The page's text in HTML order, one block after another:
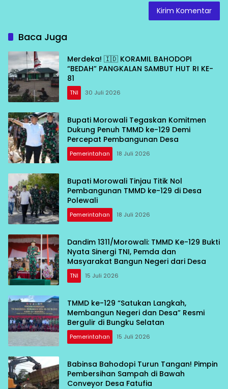
Baca Juga
Merdeka! 🇮🇩 KORAMIL BAHODOPI
“BEDAH” PANGKALAN SAMBUT HUT RI KE-
81
TNI 30 Juli 2026
Bupati Morowali Tegaskan Komitmen
Dukung Penuh TMMD ke-129 Demi
Percepat Pembangunan Desa
Pemerintahan 18 Juli 2026
Bupati Morowali Tinjau Titik Nol
Pembangunan TMMD ke-129 di Desa
Polewali
Pemerintahan 18 Juli 2026
Dandim 1311/Morowali: TMMD Ke-129 Bukti
Nyata Sinergi TNI, Pemda dan
Masyarakat Bangun Negeri dari Desa
TNI 15 Juli 2026
TMMD ke-129 “Satukan Langkah,
Membangun Negeri dan Desa” Resmi
Bergulir di Bungku Selatan
Pemerintahan 15 Juli 2026
Babinsa Bahodopi Turun Tangan! Pimpin
Pembersihan Sampah di Bawah
Conveyor Desa Fatufia